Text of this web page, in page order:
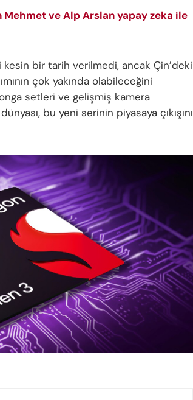
ve Alp Arslan yapay zeka ile
kesin bir tarih verilmedi, ancak Çin’deki
çok yakında olabileceğini
setleri ve gelişmiş kamera
bu yeni serinin piyasaya çıkışını